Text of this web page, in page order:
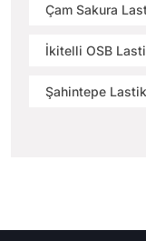
Çam Sakura
İkitelli OSB
Şahintepe